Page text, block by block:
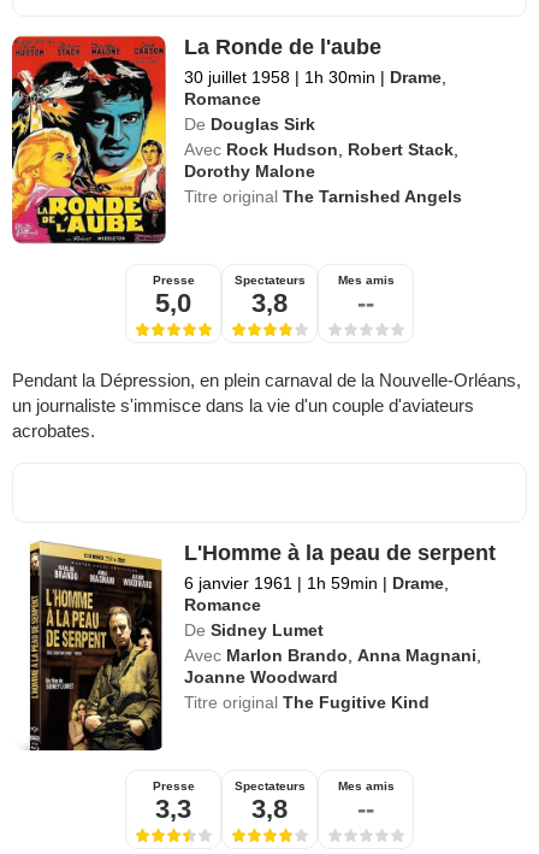
La Ronde de l'aube
30 juillet 1958 | 1h 30min | Drame
Romance
De Douglas Sirk
Avec Rock Hudson Robert Stack
Dorothy Malone
Titre originalThe Tarnished Angels
Presse
5,0
Spectateurs
3,8
Mes amis
--
Pendant la Dépression, en plein carnaval de la Nouvelle-Orléans,
un journaliste s'immisce dans la vie d'un couple d'aviateurs
acrobates.
L'Homme à la peau de serpent
6 janvier 1961 | 1h 59min | Drame
Romance
De Sidney Lumet
Avec Marlon Brando ,Anna Magnani
Joanne Woodward
Titre originalThe Fugitive Kind
Presse
3,3
Spectateurs
3,8
Mes amis
--